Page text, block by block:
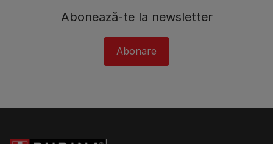
Abonează-te la newsletter
Abonare